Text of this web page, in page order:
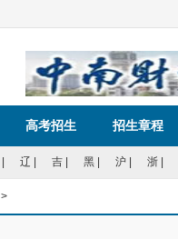
高考招生 招生章程
辽 吉| 黑| 沪| 浙|
>